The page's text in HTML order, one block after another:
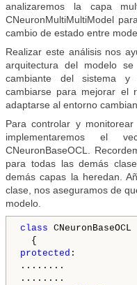
analizaremos la capa
CNeuronMultiMultiModel
cambio de estado entre
Realizar este análisis nos
arquitectura del modelo
cambiante del sistema y
cambiarse para mejorar el
adaptarse al entorno
Para controlar y
implementaremos el
CNeuronBaseOCL.
para todas las demás
demás capas la heredan.
clase, nos aseguramos de
modelo.
class
protected :
........
........